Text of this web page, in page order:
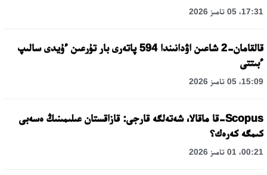
17:31، 05 تامىز 2026
قالقامان-2 شاعىن اۋدانىندا 594 پاتەرى بار تۇرعىن ءۇيدى سالىپ
ءبىتتى
15:09، 05 تامىز 2026
Scopus-قا ماقالا، شەتەلگە قارجى: قازاقستان عىلىمىنىڭ ەسەبى
كىمگە كەرەك؟
00:21، 01 تامىز 2026